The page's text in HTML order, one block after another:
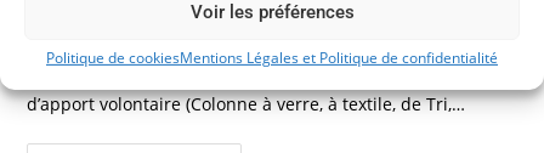
Voir les préférences
Politique de cookiesMentions Légales et Politique de confidentialité
est à : Retrouvez dans la carte ci-dessous les points
d’apport volontaire (Colonne à verre, à textile, de Tri,…